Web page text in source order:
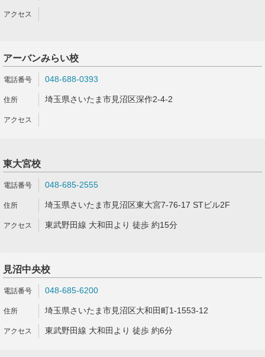
アーバンみらい校
048-688-0393
埼玉県さいたま市見沼区深作2-4-2
東大宮校
048-685-2555
埼玉県さいたま市見沼区東大宮7-76-17 STビル2F
東武野田線 大和田より 徒歩 約15分
見沼中央校
048-685-6200
埼玉県さいたま市見沼区大和田町1-1553-12
東武野田線 大和田より 徒歩 約6分